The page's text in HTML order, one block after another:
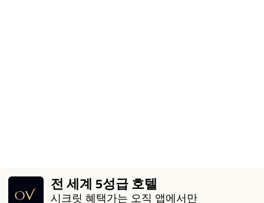
전 세계 5성급 호텔
시크릿 혜택가는 오직 앱에서만